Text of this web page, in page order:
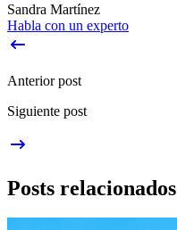
Sandra Martínez
Habla con un experto
Anterior post
Siguiente post
Posts relacionados